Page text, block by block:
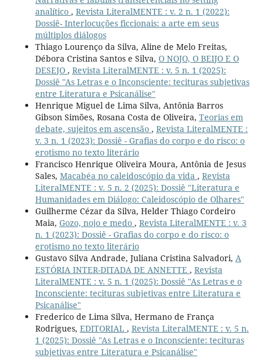
analítico , Revista LiteralMENTE : v. 2 n. 1 (2022):
Dossiê- Interlocuções ficcionais: a arte em seus
múltiplos diálogos
Thiago Lourenço da Silva, Aline de Melo Freitas,
Débora Cristina Santos e Silva, O NOJO, O BEIJO E O
DESEJO , Revista LiteralMENTE : v. 5 n. 1 (2025):
Dossiê "As Letras e o Inconsciente: tecituras subjetivas
entre Literatura e Psicanálise"
Henrique Miguel de Lima Silva, Antônia Barros
Gibson Simões, Rosana Costa de Oliveira, Teorias em
debate, sujeitos em ascensão , Revista LiteralMENTE :
v. 3 n. 1 (2023): Dossiê - Grafias do corpo e do risco: o
erotismo no texto literário
Francisco Henrique Oliveira Moura, Antônia de Jesus
Sales, Macabéa no caleidoscópio da vida , Revista
LiteralMENTE : v. 5 n. 2 (2025): Dossiê "Literatura e
Humanidades em Diálogo: Caleidoscópio de Olhares"
Guilherme Cézar da Silva, Helder Thiago Cordeiro
Maia, Gozo, nojo e medo , Revista LiteralMENTE : v. 3
n. 1 (2023): Dossiê - Grafias do corpo e do risco: o
erotismo no texto literário
Gustavo Silva Andrade, Juliana Cristina Salvadori, A
ESTÓRIA INTER-DITADA DE ANNETTE , Revista
LiteralMENTE : v. 5 n. 1 (2025): Dossiê "As Letras e o
Inconsciente: tecituras subjetivas entre Literatura e
Psicanálise"
Frederico de Lima Silva, Hermano de França
Rodrigues, EDITORIAL , Revista LiteralMENTE : v. 5 n.
1 (2025): Dossiê "As Letras e o Inconsciente: tecituras
subjetivas entre Literatura e Psicanálise"